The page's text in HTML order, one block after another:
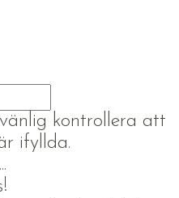
kontrollera att
ifyllda.